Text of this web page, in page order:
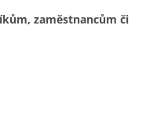
zaměstnancům či